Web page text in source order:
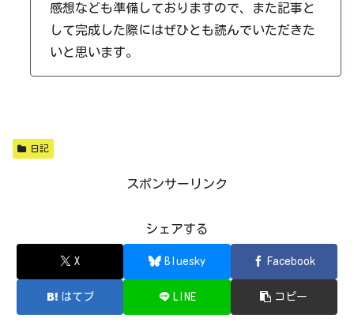
感想なども準備しておりますので、また記事と
して完成した際にはぜひとも読んでいただきた
いと思います。
日記
スポンサーリンク
シェアする
X Bluesky Facebook
はてブ LINE コピー